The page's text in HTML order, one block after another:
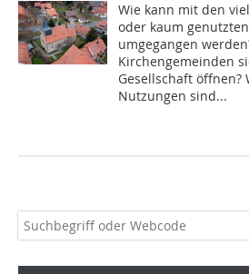
Wie kann mit den
oder kaum
umgegangen
Kirchengemeinden
Gesellschaft öffnen?
Nutzungen sind...